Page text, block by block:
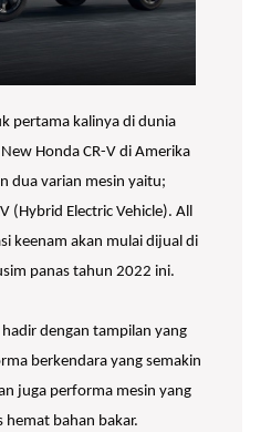
pertama kalinya di dunia
Honda CR-V di Amerika
dua varian mesin yaitu;
(Hybrid Electric Vehicle). All
keenam akan mulai dijual di
panas tahun 2022 ini.
dengan tampilan yang
berkendara yang semakin
juga performa mesin yang
hemat bahan bakar.